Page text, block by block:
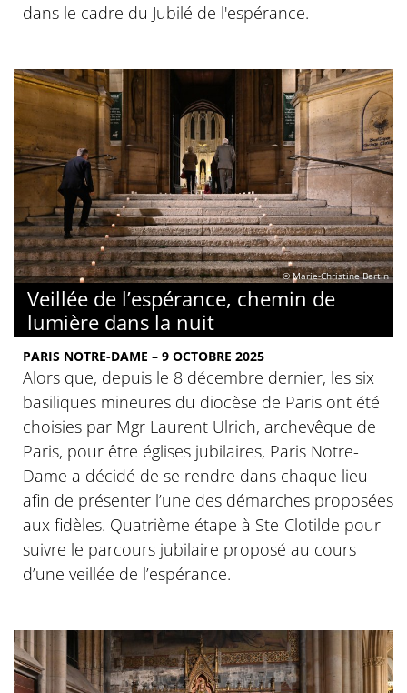
dans le cadre du Jubilé de l'espérance.
© Marie-Christine Bertin
Veillée de l’espérance, chemin de
lumière dans la nuit
PARIS NOTRE-DAME – 9 OCTOBRE 2025
Alors que, depuis le 8 décembre dernier, les six
basiliques mineures du diocèse de Paris ont été
choisies par Mgr Laurent Ulrich, archevêque de
Paris, pour être églises jubilaires, Paris Notre-
Dame a décidé de se rendre dans chaque lieu
afin de présenter l’une des démarches proposées
aux fidèles. Quatrième étape à Ste-Clotilde pour
suivre le parcours jubilaire proposé au cours
d’une veillée de l’espérance.